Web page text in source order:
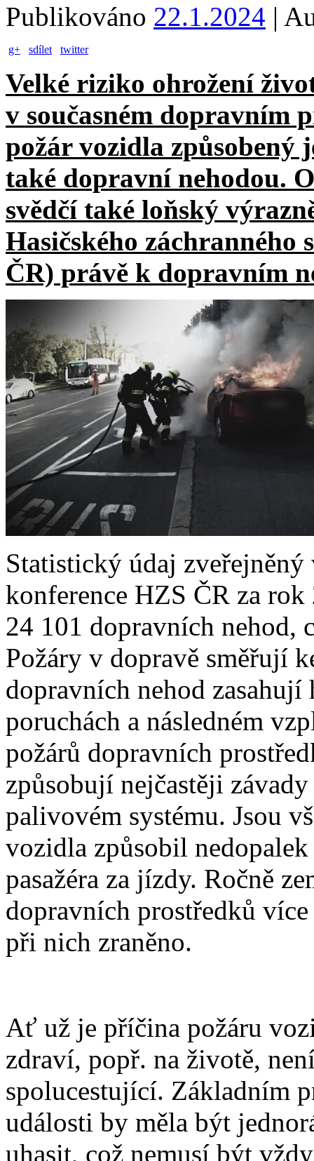
Publikováno 22.1.2024 |
g+ sdílet twitter
Velké riziko ohrožení
v současném dopravním
požár vozidla způsobený
také dopravní nehodou.
svědčí také loňský
Hasičského
ČR) právě k dopravním
Statistický údaj
konference HZS ČR za
24 101 dopravních nehod,
Požáry v dopravě směřují
dopravních nehod
poruchách a následném
požárů dopravních
způsobují nejčastěji
palivovém systému. Jsou
vozidla způsobil
pasažéra za jízdy. Ročně
dopravních prostředků
při nich zraněno.
Ať už je příčina požáru
zdraví, popř. na životě,
spolucestující. Základním
události by měla být
uhasit, což nemusí být